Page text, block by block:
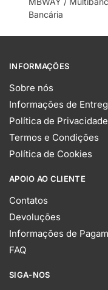
Bancária
INFORMAÇÕES
Sobre nós
Informações de
Política de Privacidade
Termos e Condições
Política de Cookies
APOIO AO CLIENTE
Contatos
Devoluções
Informações de
FAQ
SIGA-NOS